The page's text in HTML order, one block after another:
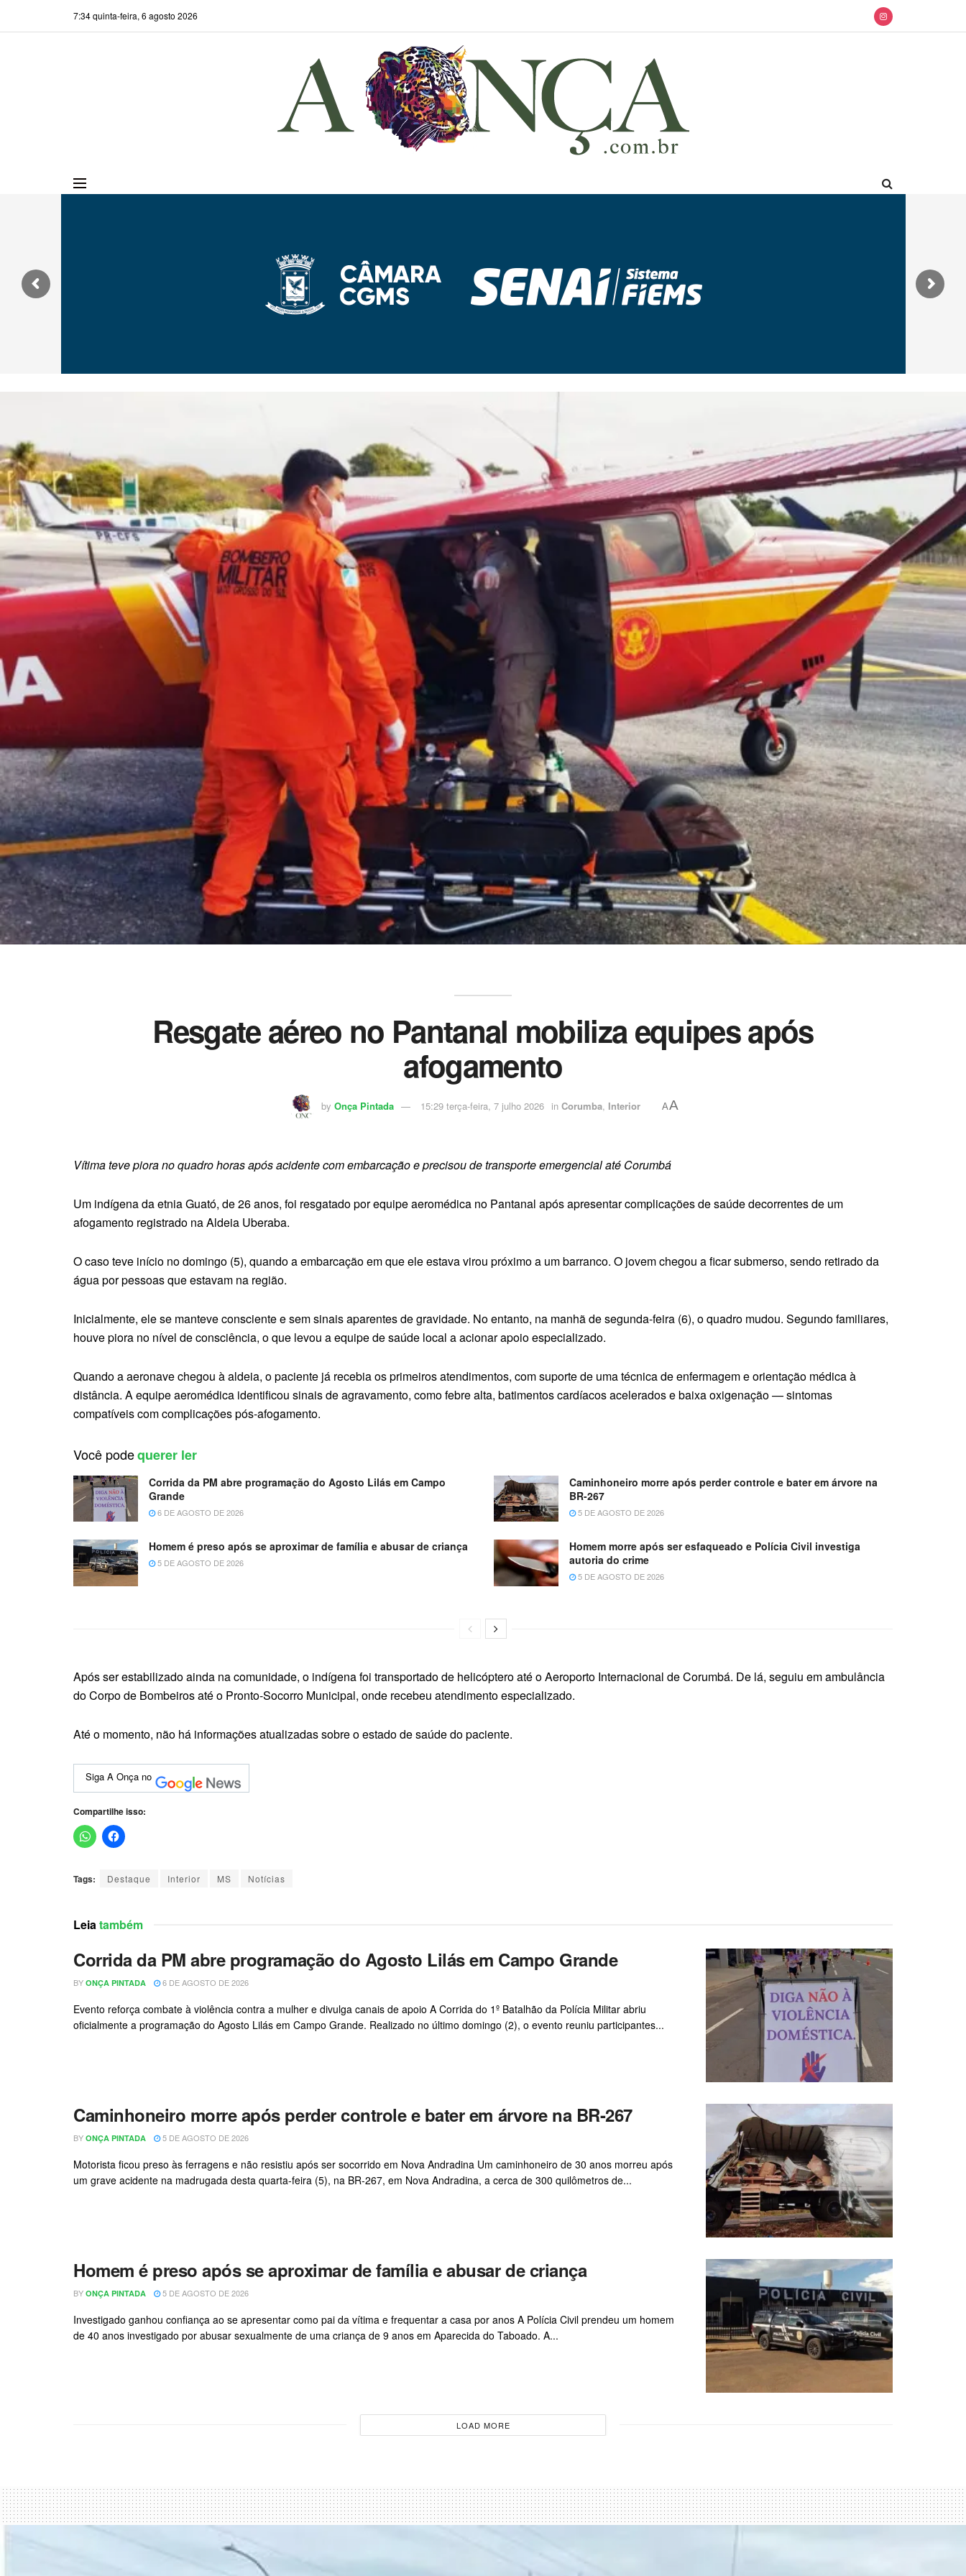
7:34 quinta-feira, 6 agosto 2026
Resgate aéreo no Pantanal mobiliza equipes após
afogamento
by Onça Pintada 15:29 terça-feira, 7 julho 2026 in Corumba, Interior AA
Vítima teve piora no quadro horas após acidente com embarcação e precisou de transporte emergencial até Corumbá
Um indígena da etnia Guató, de 26 anos, foi resgatado por equipe aeromédica no Pantanal após apresentar complicações de saúde decorrentes de um
afogamento registrado na Aldeia Uberaba.
O caso teve início no domingo (5), quando a embarcação em que ele estava virou próximo a um barranco. O jovem chegou a ficar submerso, sendo retirado da
água por pessoas que estavam na região.
Inicialmente, ele se manteve consciente e sem sinais aparentes de gravidade. No entanto, na manhã de segunda-feira (6), o quadro mudou. Segundo familiares,
houve piora no nível de consciência, o que levou a equipe de saúde local a acionar apoio especializado.
Quando a aeronave chegou à aldeia, o paciente já recebia os primeiros atendimentos, com suporte de uma técnica de enfermagem e orientação médica à
distância. A equipe aeromédica identificou sinais de agravamento, como febre alta, batimentos cardíacos acelerados e baixa oxigenação — sintomas
compatíveis com complicações pós-afogamento.
Você podequerer ler
Corrida da PM abre programação do Agosto Lilás em Campo
Grande
6 DE AGOSTO DE 2026
Caminhoneiro morre após perder controle e bater em árvore na
BR-267
5 DE AGOSTO DE 2026
Homem é preso após se aproximar de família e abusar de criança
5 DE AGOSTO DE 2026
Homem morre após ser esfaqueado e Polícia Civil investiga
autoria do crime
5 DE AGOSTO DE 2026
Após ser estabilizado ainda na comunidade, o indígena foi transportado de helicóptero até o Aeroporto Internacional de Corumbá. De lá, seguiu em ambulância
do Corpo de Bombeiros até o Pronto-Socorro Municipal, onde recebeu atendimento especializado.
Até o momento, não há informações atualizadas sobre o estado de saúde do paciente.
Siga A Onça no
Compartilhe isso:
Tags: Destaque Interior MS Notícias
Leiatambém
Corrida da PM abre programação do Agosto Lilás em Campo Grande
BY ONÇA PINTADA 6 DE AGOSTO DE 2026
Evento reforça combate à violência contra a mulher e divulga canais de apoio A Corrida do 1º Batalhão da Polícia Militar abriu
oficialmente a programação do Agosto Lilás em Campo Grande. Realizado no último domingo (2), o evento reuniu participantes...
Caminhoneiro morre após perder controle e bater em árvore na BR-267
BY ONÇA PINTADA 5 DE AGOSTO DE 2026
Motorista ficou preso às ferragens e não resistiu após ser socorrido em Nova Andradina Um caminhoneiro de 30 anos morreu após
um grave acidente na madrugada desta quarta-feira (5), na BR-267, em Nova Andradina, a cerca de 300 quilômetros de...
Homem é preso após se aproximar de família e abusar de criança
BY ONÇA PINTADA 5 DE AGOSTO DE 2026
Investigado ganhou confiança ao se apresentar como pai da vítima e frequentar a casa por anos A Polícia Civil prendeu um homem
de 40 anos investigado por abusar sexualmente de uma criança de 9 anos em Aparecida do Taboado. A...
LOAD MORE